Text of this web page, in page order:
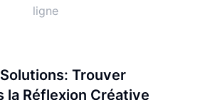
ligne
Trouver
la Réflexion Créative